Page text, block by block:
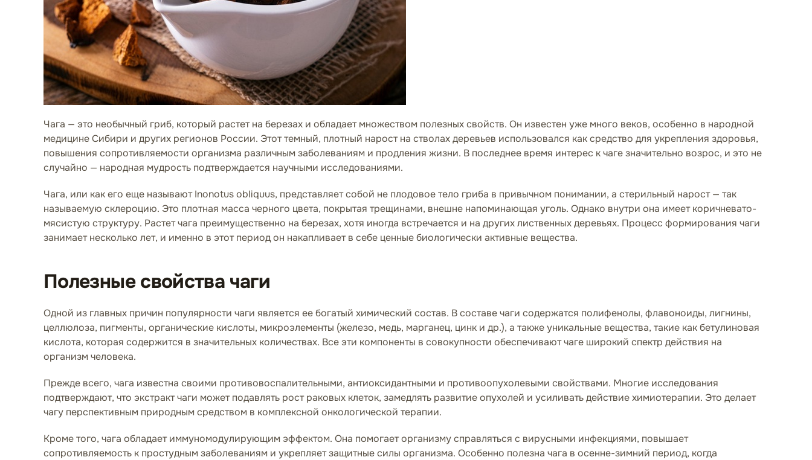
Чага — это необычный гриб, который растет на березах и обладает множеством полезных свойств. Он известен уже много веков, особенно в народной
медицине Сибири и других регионов России. Этот темный, плотный нарост на стволах деревьев использовался как средство для укрепления здоровья,
повышения сопротивляемости организма различным заболеваниям и продления жизни. В последнее время интерес к чаге значительно возрос, и это не
случайно — народная мудрость подтверждается научными исследованиями.
Чага, или как его еще называют Inonotus obliquus, представляет собой не плодовое тело гриба в привычном понимании, а стерильный нарост — так
называемую склероцию. Это плотная масса черного цвета, покрытая трещинами, внешне напоминающая уголь. Однако внутри она имеет коричневато-
мясистую структуру. Растет чага преимущественно на березах, хотя иногда встречается и на других лиственных деревьях. Процесс формирования чаги
занимает несколько лет, и именно в этот период он накапливает в себе ценные биологически активные вещества.
Полезные свойства чаги
Одной из главных причин популярности чаги является ее богатый химический состав. В составе чаги содержатся полифенолы, флавоноиды, лигнины,
целлюлоза, пигменты, органические кислоты, микроэлементы (железо, медь, марганец, цинк и др.), а также уникальные вещества, такие как бетулиновая
кислота, которая содержится в значительных количествах. Все эти компоненты в совокупности обеспечивают чаге широкий спектр действия на
организм человека.
Прежде всего, чага известна своими противовоспалительными, антиоксидантными и противоопухолевыми свойствами. Многие исследования
подтверждают, что экстракт чаги может подавлять рост раковых клеток, замедлять развитие опухолей и усиливать действие химиотерапии. Это делает
чагу перспективным природным средством в комплексной онкологической терапии.
Кроме того, чага обладает иммуномодулирующим эффектом. Она помогает организму справляться с вирусными инфекциями, повышает
сопротивляемость к простудным заболеваниям и укрепляет защитные силы организма. Особенно полезна чага в осенне-зимний период, когда